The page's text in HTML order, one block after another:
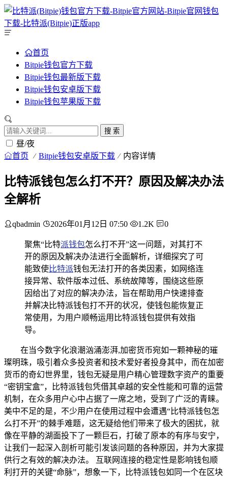
首页
Bitpie钱包官方下载
Bitpie钱包最新版下载
Bitpie钱包安卓版下载
Bitpie钱包苹果版下载
搜 索
昼/夜
首页 Bitpie钱包安卓版下载 内容详情
比特派钱包怎么打不开？原因及解决办法
全解析
qbadmin 2026年01月12日 07:50 1.2K 0
聚焦“比特派钱包怎么打不开”这一问题，对其打不
开的原因及解决办法进行全面解析，详细探究了可
能致使比特派钱包无法打开的各类因素，如网络连
接异常、软件版本过低、系统故障等，围绕这些原
因给出了对应的解决办法，旨在帮助用户快速排查
并解决比特派钱包打不开的状况，使钱包能恢复正
常使用，为用户顺畅运用比特派钱包提供有效指
导。
在当今数字化浪潮汹涌澎湃,加密货币宛如一颗神秘的璀
璨明珠，吸引着众多投资者和技术爱好者投身其中，而在加密
货币的奇幻世界里，钱包无疑是用户精心管理数字资产的重要
“密钥宝盒”，比特派钱包凭借其卓越的安全性能和可靠的运营
机制，在众多用户心中占据了一席之地，受到了广泛的青睐。
美中不足的是，不少用户在使用过程中会遭遇“比特派钱包怎
么打不开”的棘手难题，这无疑给他们带来了极大的困扰，就
像在平静的湖面投下了一颗巨石，打破了原本的有序与安宁，
让我们一起深入剖析可能引发该问题的各种原因，并为大家提
供行之有效的解决办法。 互联网连接的稳定性是影响钱包顺
利打开的关键“命脉”，想象一下，比特派钱包如同一个在区块